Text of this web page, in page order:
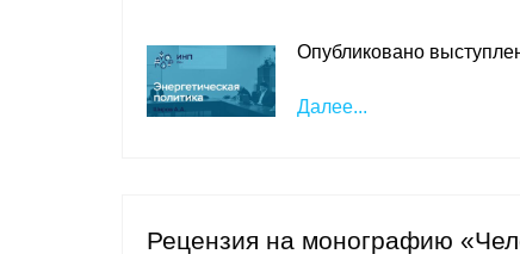
Опубликовано
Далее...
Рецензия на монографию